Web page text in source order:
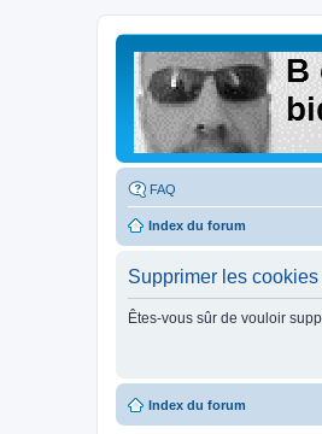
FAQ
Index du forum
Supprimer les
Êtes-vous sûr de vouloir
Index du forum